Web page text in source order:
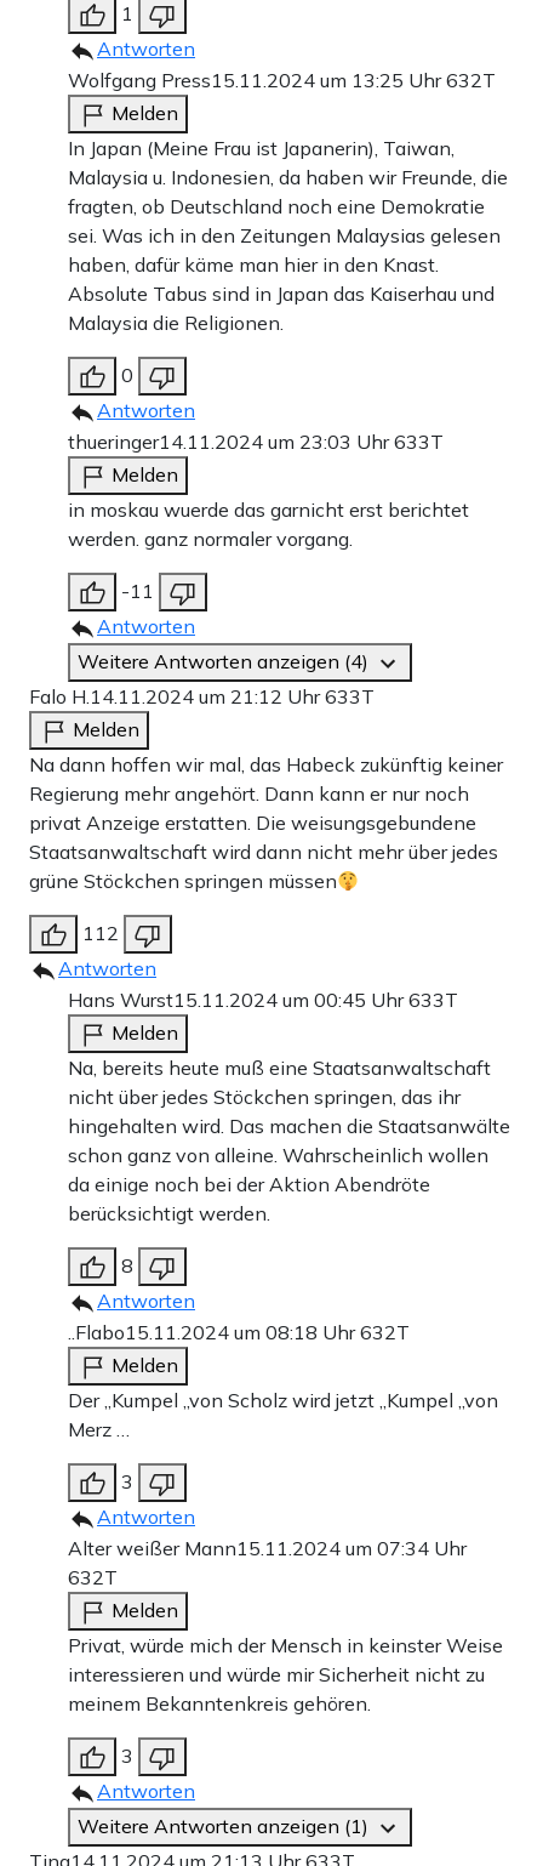
1
Antworten
Wolfgang Press15.11.2024 um 13:25 Uhr632T
Melden
In Japan (Meine Frau ist Japanerin), Taiwan,
Malaysia u. Indonesien, da haben wir Freunde, die
fragten, ob Deutschland noch eine Demokratie
sei. Was ich in den Zeitungen Malaysias gelesen
haben, dafür käme man hier in den Knast.
Absolute Tabus sind in Japan das Kaiserhau und
Malaysia die Religionen.
0
Antworten
thueringer14.11.2024 um 23:03 Uhr633T
Melden
in moskau wuerde das garnicht erst berichtet
werden. ganz normaler vorgang.
-11
Antworten
Weitere Antworten anzeigen (4)
Falo H.14.11.2024 um 21:12 Uhr633T
Melden
Na dann hoffen wir mal, das Habeck zukünftig keiner
Regierung mehr angehört. Dann kann er nur noch
privat Anzeige erstatten. Die weisungsgebundene
Staatsanwaltschaft wird dann nicht mehr über jedes
grüne Stöckchen springen müssen
112
Antworten
Hans Wurst15.11.2024 um 00:45 Uhr633T
Melden
Na, bereits heute muß eine Staatsanwaltschaft
nicht über jedes Stöckchen springen, das ihr
hingehalten wird. Das machen die Staatsanwälte
schon ganz von alleine. Wahrscheinlich wollen
da einige noch bei der Aktion Abendröte
berücksichtigt werden.
8
Antworten
..Flabo15.11.2024 um 08:18 Uhr632T
Melden
Der „Kumpel „von Scholz wird jetzt „Kumpel „von
Merz …
3
Antworten
Alter weißer Mann15.11.2024 um 07:34 Uhr
632T
Melden
Privat, würde mich der Mensch in keinster Weise
interessieren und würde mir Sicherheit nicht zu
meinem Bekanntenkreis gehören.
3
Antworten
Weitere Antworten anzeigen (1)